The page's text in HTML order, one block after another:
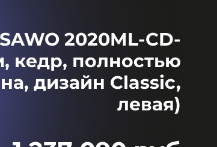
2020ML-CD-
кедр, полностью
дизайн Classic,
левая)